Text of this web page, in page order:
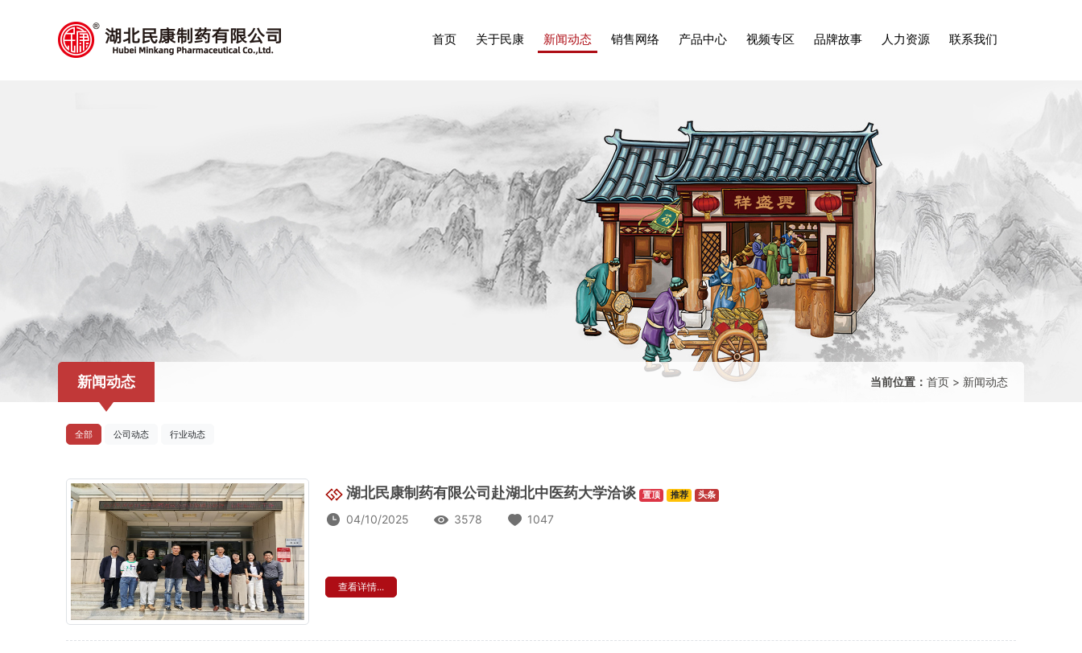
首页 关于民康 新闻动态 销售网络 产品中心 视频专区 品牌故事 人力资源 联系我们
新闻动态 当前位置： 首页 > 新闻动态
全部 公司动态 行业动态
湖北民康制药有限公司赴湖北中医药大学洽谈 置顶 推荐 头条
04/10/2025 3578 1047
查看详情...